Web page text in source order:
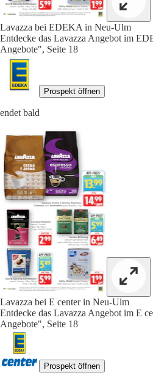
Lavazza bei EDEKA in Neu-Ulm
Entdecke das Lavazza Angebot im
Angebote", Seite 18
Prospekt öffnen
endet bald
Lavazza bei E center in Neu-Ulm
Entdecke das Lavazza Angebot im E
Angebote", Seite 18
Prospekt öffnen